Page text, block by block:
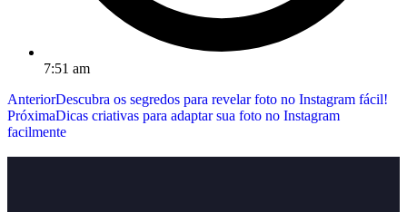
7:51 am
AnteriorDescubra os segredos para revelar foto no Instagram fácil!
PróximaDicas criativas para adaptar sua foto no Instagram
facilmente